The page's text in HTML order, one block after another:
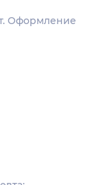
Оформление